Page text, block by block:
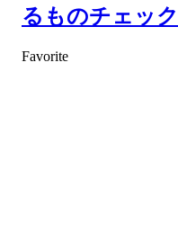
るものチェック
Favorite